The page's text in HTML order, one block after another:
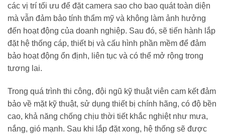
các vị trí tối ưu để đặt camera sao cho bao quát toàn diện
mà vẫn đảm bảo tính thẩm mỹ và không làm ảnh hưởng
đến hoạt động của doanh nghiệp. Sau đó, sẽ tiến hành lắp
đặt hệ thống cáp, thiết bị và cấu hình phần mềm để đảm
bảo hoạt động ổn định, liên tục và có thể mở rộng trong
tương lai.
Trong quá trình thi công, đội ngũ kỹ thuật viên cam kết đảm
bảo về mặt kỹ thuật, sử dụng thiết bị chính hãng, có độ bền
cao, khả năng chống chịu thời tiết khắc nghiệt như mưa,
nắng, gió mạnh. Sau khi lắp đặt xong, hệ thống sẽ được